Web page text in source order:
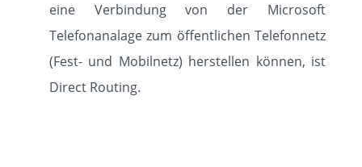
eine Verbindung von der Microsoft
Telefonanalage zum öffentlichen Telefonnetz
(Fest- und Mobilnetz) herstellen können, ist
Direct Routing.